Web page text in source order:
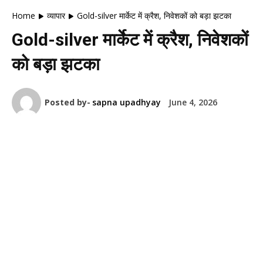
Home व्यापार Gold-silver मार्केट में क्रैश, निवेशकों को बड़ा झटका
Gold-silver मार्केट में क्रैश, निवेशकों
को बड़ा झटका
Posted by- sapna upadhyay June 4, 2026